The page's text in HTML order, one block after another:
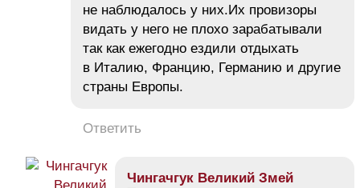
не наблюдалось у них.Их провизоры
видать у него не плохо зарабатывали
так как ежегодно ездили отдыхать
в Италию, Францию, Германию и другие
страны Европы.
Ответить
Чингачгук Великий Змей